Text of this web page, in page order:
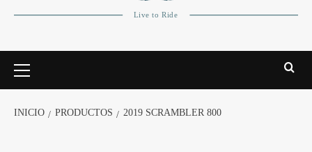
INICIO PRODUCTOS 2019 SCRAMBLER 800